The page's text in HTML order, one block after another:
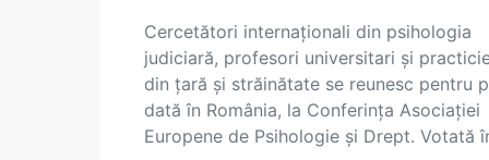
Cercetători internaționali din psihologia
judiciară, profesori universitari și
din țară și străinătate se reunesc pentru
dată în România, la Conferința Asociației
Europene de Psihologie și Drept. Votată